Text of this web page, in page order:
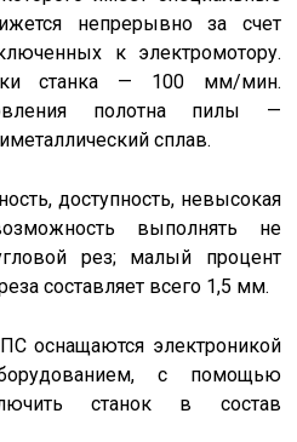
непрерывно за счет
к электромотору.
станка — 100 мм/мин.
полотна пилы —
сплав.
доступность, невысокая
выполнять не
рез; малый процент
составляет всего 1,5 мм.
оснащаются электроникой
с помощью
станок в состав